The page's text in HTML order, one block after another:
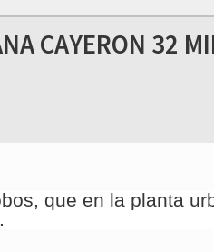
CAYERON 32
que en la planta